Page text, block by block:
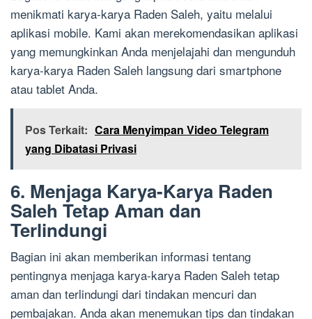
menikmati karya-karya Raden Saleh, yaitu melalui
aplikasi mobile. Kami akan merekomendasikan aplikasi
yang memungkinkan Anda menjelajahi dan mengunduh
karya-karya Raden Saleh langsung dari smartphone
atau tablet Anda.
Pos Terkait: Cara Menyimpan Video Telegram
yang Dibatasi Privasi
6. Menjaga Karya-Karya Raden
Saleh Tetap Aman dan
Terlindungi
Bagian ini akan memberikan informasi tentang
pentingnya menjaga karya-karya Raden Saleh tetap
aman dan terlindungi dari tindakan mencuri dan
pembajakan. Anda akan menemukan tips dan tindakan